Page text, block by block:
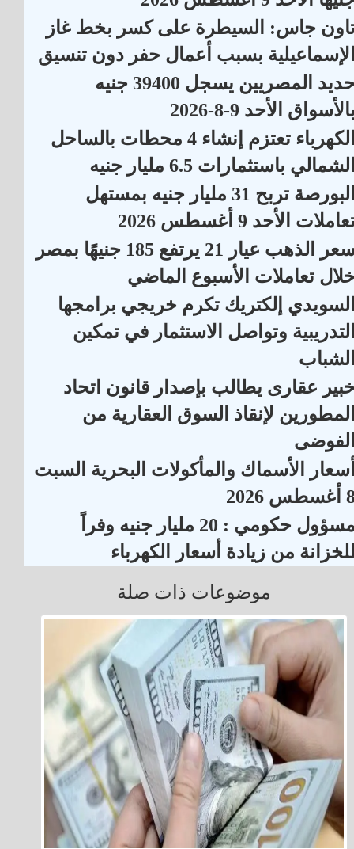
جاس: السيطرة على كسر بخط غاز
بسبب أعمال حفر دون تنسيق
حديد المصريين يسجل 39400 جنيه
الأحد 9-8-2026
الكهرباء تعتزم إنشاء 4 محطات بالساحل
باستثمارات 6.5 مليار جنيه
البورصة تربح 31 مليار جنيه بمستهل
الأحد 9 أغسطس 2026
سعر الذهب عيار 21 يرتفع 185 جنيهًا بمصر
تعاملات الأسبوع الماضي
إلكتريك تكرم خريجي برامجها
وتواصل الاستثمار في تمكين
عقارى يطالب بإصدار قانون اتحاد
لإنقاذ السوق العقارية من
الأسماك والمأكولات البحرية السبت
2026
مسؤول حكومي : 20 مليار جنيه وفراً
من زيادة أسعار الكهرباء
موضوعات ذات صلة